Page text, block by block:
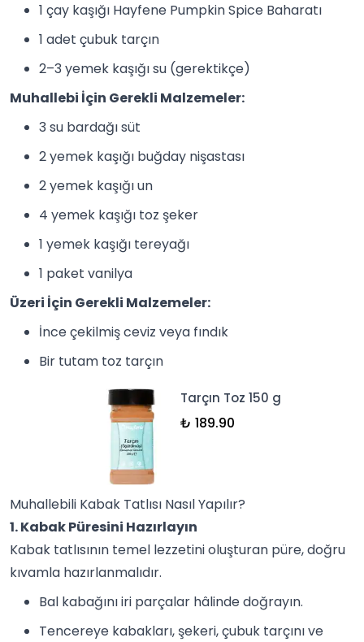
1 çay kaşığı Hayfene Pumpkin Spice Baharatı
1 adet çubuk tarçın
2–3 yemek kaşığı su (gerektikçe)
Muhallebi İçin Gerekli Malzemeler:
3 su bardağı süt
2 yemek kaşığı buğday nişastası
2 yemek kaşığı un
4 yemek kaşığı toz şeker
1 yemek kaşığı tereyağı
1 paket vanilya
Üzeri İçin Gerekli Malzemeler:
İnce çekilmiş ceviz veya fındık
Bir tutam toz tarçın
Tarçın Toz 150 g
₺ 189.90
Muhallebili Kabak Tatlısı Nasıl Yapılır?
1. Kabak Püresini Hazırlayın
Kabak tatlısının temel lezzetini oluşturan püre, doğru
kıvamla hazırlanmalıdır.
Bal kabağını iri parçalar hâlinde doğrayın.
Tencereye kabakları, şekeri, çubuk tarçını ve